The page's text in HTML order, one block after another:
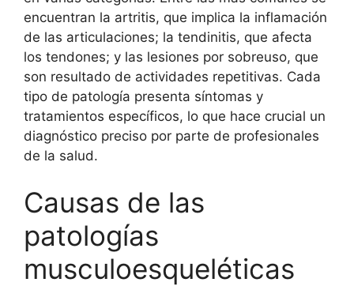
encuentran la artritis, que implica la inflamación
de las articulaciones; la tendinitis, que afecta
los tendones; y las lesiones por sobreuso, que
son resultado de actividades repetitivas. Cada
tipo de patología presenta síntomas y
tratamientos específicos, lo que hace crucial un
diagnóstico preciso por parte de profesionales
de la salud.
Causas de las
patologías
musculoesqueléticas